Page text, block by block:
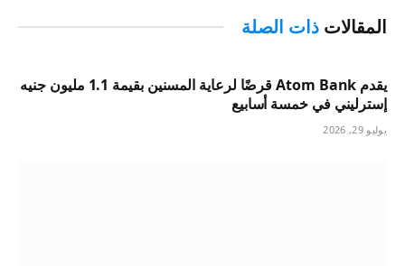
المقالات ذات الصلة
يقدم Atom Bank قرضًا لرعاية المسنين بقيمة 1.1 مليون جنيه
إسترليني في خمسة أسابيع
يوليو 29, 2026